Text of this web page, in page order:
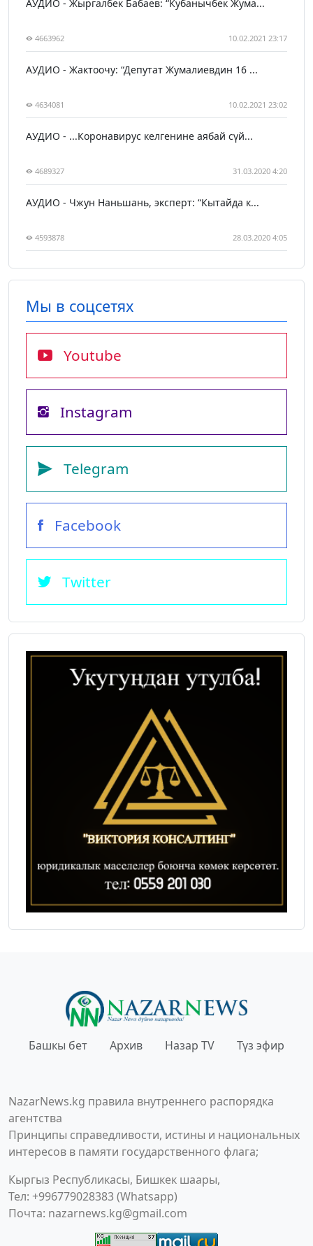
АУДИО - Жыргалбек Бабаев: “Кубанычбек Жума...
4663962 10.02.2021 23:17
АУДИО - Жактоочу: “Депутат Жумалиевдин 16 ...
4634081 10.02.2021 23:02
АУДИО - ...Коронавирус келгенине аябай сүй...
4689327 31.03.2020 4:20
АУДИО - Чжун Наньшань, эксперт: “Кытайда к...
4593878 28.03.2020 4:05
Мы в соцсетях
Youtube
Instagram
Telegram
Facebook
Twitter
Башкы бет Архив Назар TV Түз эфир
NazarNews.kg правила внутреннего распорядка
агентства
Принципы справедливости, истины и национальных
интересов в памяти государственного флага;
Кыргыз Республикасы, Бишкек шаары,
Тел: +996779028383 (Whatsapp)
Почта: nazarnews.kg@gmail.com